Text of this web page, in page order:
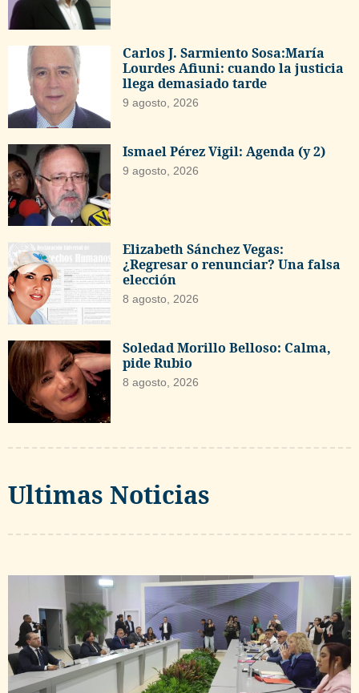
Carlos J. Sarmiento Sosa:María
Lourdes Afiuni: cuando la justicia
llega demasiado tarde
9 agosto, 2026
Ismael Pérez Vigil: Agenda (y 2)
9 agosto, 2026
Elizabeth Sánchez Vegas:
¿Regresar o renunciar? Una falsa
elección
8 agosto, 2026
Soledad Morillo Belloso: Calma,
pide Rubio
8 agosto, 2026
Ultimas Noticias